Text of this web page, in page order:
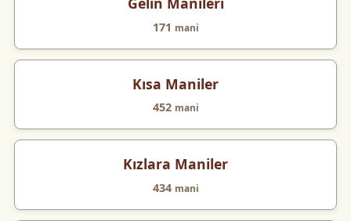
171 mani
Kısa Maniler
452 mani
Kızlara Maniler
434 mani